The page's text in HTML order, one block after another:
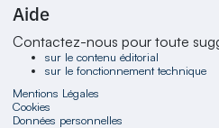
Aide
Contactez-nous pour toute
sur le contenu éditorial
sur le fonctionnement technique
Mentions Légales
Cookies
Données personnelles